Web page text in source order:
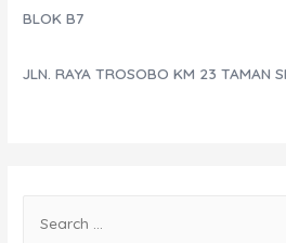
BLOK B7
JLN. RAYA TROSOBO KM 23 TAMAN